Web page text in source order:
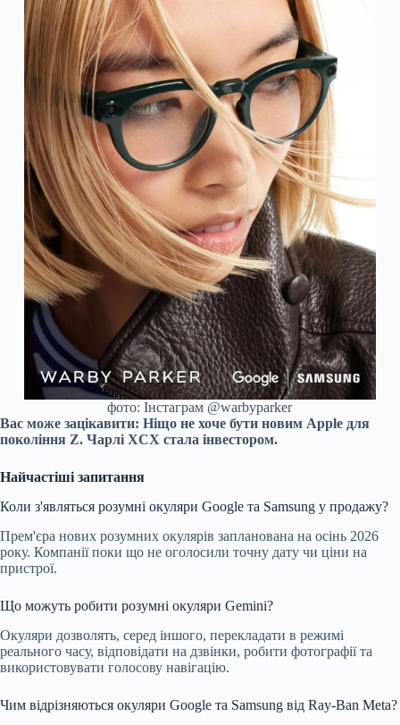
фото: Інстаграм @warbyparker
Вас може зацікавити: Ніщо не хоче бути новим Apple для
покоління Z. Чарлі XCX стала інвестором.
Найчастіші запитання
Коли з'являться розумні окуляри Google та Samsung у продажу?
Прем'єра нових розумних окулярів запланована на осінь 2026
року. Компанії поки що не оголосили точну дату чи ціни на
пристрої.
Що можуть робити розумні окуляри Gemini?
Окуляри дозволять, серед іншого, перекладати в режимі
реального часу, відповідати на дзвінки, робити фотографії та
використовувати голосову навігацію.
Чим відрізняються окуляри Google та Samsung від Ray-Ban Meta?